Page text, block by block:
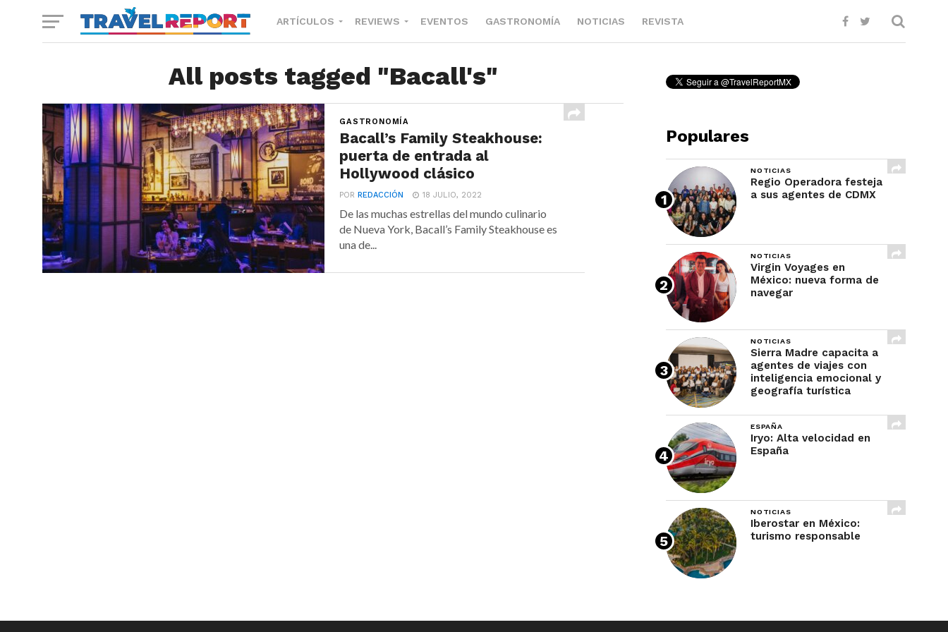
ARTÍCULOS REVIEWS EVENTOS GASTRONOMÍA NOTICIAS REVISTA
All posts tagged "Bacall's"
GASTRONOMÍA
Bacall’s Family Steakhouse:
puerta de entrada al
Hollywood clásico
PORREDACCIÓN 18 JULIO, 2022
De las muchas estrellas del mundo culinario
de Nueva York, Bacall’s Family Steakhouse es
una de...
Populares
NOTICIAS
Regio Operadora festeja
a sus agentes de CDMX
NOTICIAS
Virgin Voyages en
México: nueva forma de
navegar
NOTICIAS
Sierra Madre capacita a
agentes de viajes con
inteligencia emocional y
geografía turística
ESPAÑA
Iryo: Alta velocidad en
España
NOTICIAS
Iberostar en México:
turismo responsable